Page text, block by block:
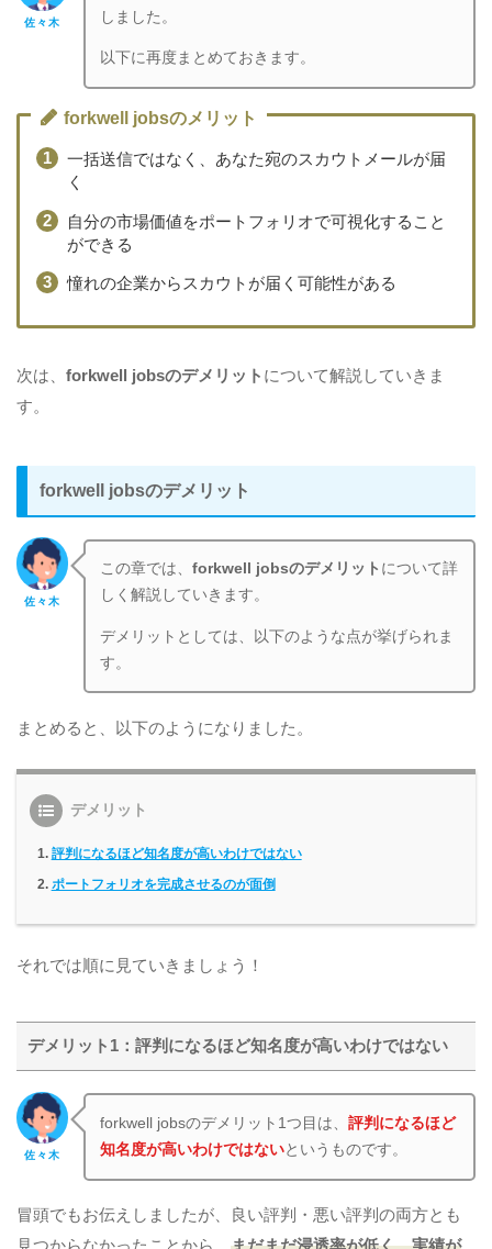
佐々木
しました。
以下に再度まとめておきます。
forkwell jobsのメリット
一括送信ではなく、あなた宛のスカウトメールが届
く
自分の市場価値をポートフォリオで可視化すること
ができる
憧れの企業からスカウトが届く可能性がある
次は、 forkwell jobsのデメリット について解説していきま
す。
forkwell jobsのデメリット
佐々木
この章では、forkwell jobsのデメリット について詳
しく解説していきます。
デメリットとしては、以下のような点が挙げられま
す。
まとめると、以下のようになりました。
デメリット
評判になるほど知名度が高いわけではない
ポートフォリオを完成させるのが面倒
それでは順に見ていきましょう！
デメリット1：評判になるほど知名度が高いわけではない
佐々木
forkwell jobsのデメリット1つ目は、評判になるほど
知名度が高いわけではないというものです。
冒頭でもお伝えしましたが、良い評判・悪い評判の両方とも